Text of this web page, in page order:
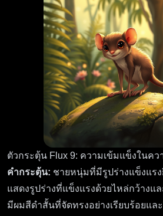
ตัวกระตุ้น Flux 9: ความเข้มแข็งในคว
คำกระตุ้น: ชายหนุ่มที่มีรูปร่างแข็งแร
แสดงรูปร่างที่แข็งแรงด้วยไหล่กว้างแ
มีผมสีดำสั้นที่จัดทรงอย่างเรียบร้อยแล